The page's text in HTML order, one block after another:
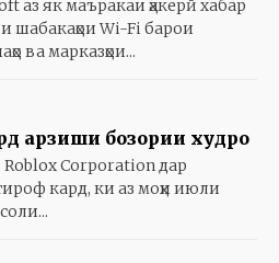
аз як маъракаи ҳакерӣ хабар
шабакаҳои Wi-Fi барои
ва марказҳои...
арзиши бозории худро
Corporation дар
кард, ки аз моҳи июли